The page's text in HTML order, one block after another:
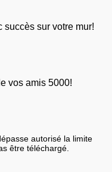
succès sur votre mur!
vos amis 5000!
autorisé la limite
être téléchargé.